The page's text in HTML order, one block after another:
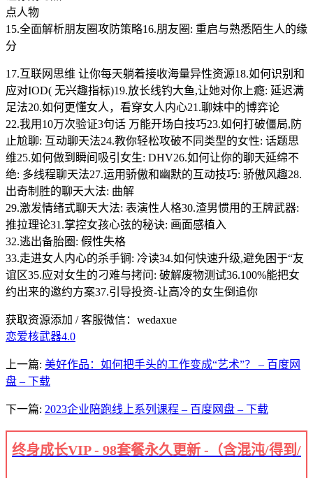
点人物
15.全面解析朋友圈攻防策略16.朋友圈: 重启与熟悉陌生人的缘
分
17.互联网思维 让你每天躺着接收海量异性资源18.如何识别和
应对IOD( 无兴趣指标)19.放长线钓大鱼,让她对你上瘾: 延迟满
足法20.如何更懂女人，看穿女人内心21.聊妹中的博弈论
22.我用10万次验证3句话 万能开场白技巧23.如何打破僵局,防
止尬聊: 互动聊天法24.教你轻松攻破不同类型的女性: 话题思
维25.如何做到瞬间吸引女生: DHV26.如何让你的聊天延绵不
绝: 多线程聊天法27.运用骄傲和幽默的互动技巧: 骄傲风趣28.
出奇制胜的聊天大法: 曲解
29.激发情绪式聊天大法: 表演性人格30.渣男惯用的王牌武器:
推拉理论31.掌控女孩心弦的秘诀: 画面感植入
32.逃出备胎圈: 假性失格
33.走进女人内心的杀手锏: 冷读34.如何快速升级,避免困于“友
谊区35.应对女生的刁难与拷问: 破解废物测试36.100%能把女
约出来的邀约方案37.引导投资-让高冷的女生倒追你
获取资源添加 / 客服微信：wedaxue
恋爱核武器4.0
上一篇: 美好作品：如何把手头的工作变成“艺术”？ – 百度网
盘 – 下载
下一篇: 2023企业陪跑线上系列课程 – 百度网盘 – 下载
终身成长VIP - 98套餐永久更新 -（含混沌/得到/